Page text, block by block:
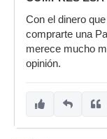
Con el dinero
comprarte una
merece mucho
opinión.